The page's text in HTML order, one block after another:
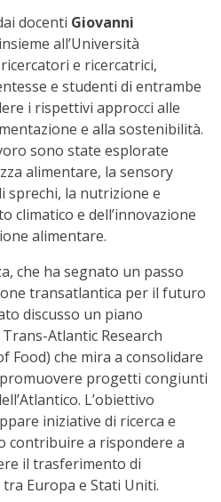
docenti Giovanni
insieme all’Università
e ricercatrici,
e studenti di entrambe
i rispettivi approcci alle
e alla sostenibilità.
sono state esplorate
alimentare, la sensory
sprechi, la nutrizione e
climatico e dell’innovazione
alimentare.
che ha segnato un passo
transatlantica per il futuro
discusso un piano
Atlantic Research
Food) che mira a consolidare
progetti congiunti
L’obiettivo
iniziative di ricerca e
contribuire a rispondere a
il trasferimento di
Europa e Stati Uniti.